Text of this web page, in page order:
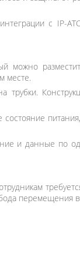
с IP-
можно
месте.
и данные по